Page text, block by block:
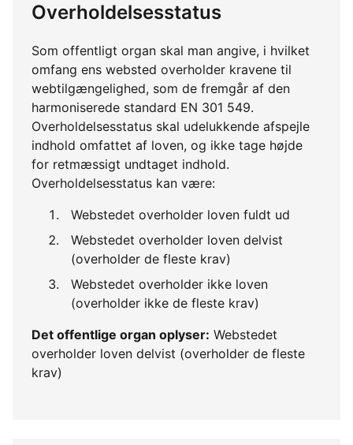
Overholdelsesstatus
Som offentligt organ skal man angive, i hvilket
omfang ens websted overholder kravene til
webtilgængelighed, som de fremgår af den
harmoniserede standard EN 301 549.
Overholdelsesstatus skal udelukkende afspejle
indhold omfattet af loven, og ikke tage højde
for retmæssigt undtaget indhold.
Overholdelsesstatus kan være:
Webstedet overholder loven fuldt ud
Webstedet overholder loven delvist
(overholder de fleste krav)
Webstedet overholder ikke loven
(overholder ikke de fleste krav)
Det offentlige organ oplyser: Webstedet
overholder loven delvist (overholder de fleste
krav)